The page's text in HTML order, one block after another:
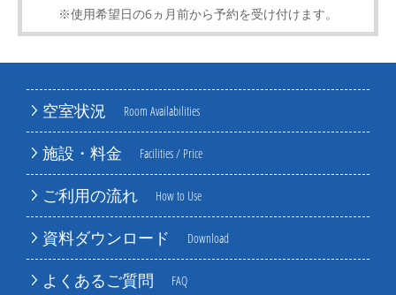
空室状況 Room Availabilities
施設・料金 Facilities / Price
ご利用の流れ How to Use
資料ダウンロード Download
よくあるご質問 FAQ
※使用希望日の6ヵ月前から予約を受け付けます。